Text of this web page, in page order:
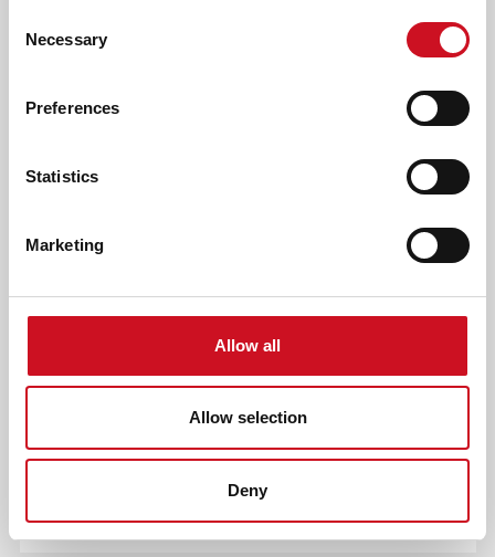
Selection
Necessary
Preferences
Statistics
Marketing
Allow all
Allow selection
Deny
‘ALLE EXTRA ZORGEN EN
OVERLEVEN’
“Het pad van onze jongens was niet altijd gemakkelijk”,
Daardoor krijg je als kind, maar ook als ouder te maken met
allerlei struggles, bijvoorbeeld qua onderwijs. Je wilt dat je
terechtkomen. Dat voelt vaak als een strijd.